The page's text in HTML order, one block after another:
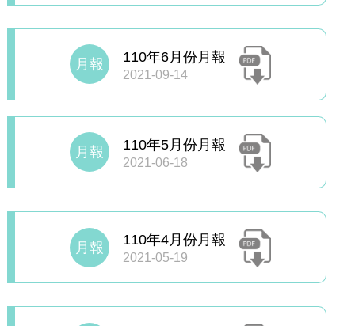
月報 110年6月份月報
2021-09-14
月報 110年5月份月報
2021-06-18
月報 110年4月份月報
2021-05-19